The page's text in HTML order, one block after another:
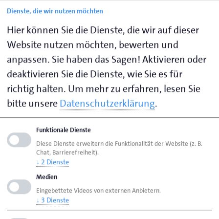
Report über eine betriebliche Fachaufgabe vor. Der
Ausbildende hat zu bestätigen, dass die
Fachaufgaben vom Prüfling im Betrieb eigenhändig
durchgeführt worden sind. Die Reporte werden nicht
bewertet.
Der Prüfungsausschuss wählt einen der Reporte als
Grundlage für das anschließende Fachgespräch aus.
Variante B (klassische Variante)
Der Prüfling wählt eine von zwei praxisbezogenen
Fachaufgaben der Wahlqualifikationen aus, die der
Prüfungsausschuss ihm zur Wahl gestellt hat. Er
erhält dann 20 Minuten Zeit, um sich auf das direkt
Dienste, die wir nutzen möchten
Hier können Sie die Dienste, die wir auf dieser
Website nutzen möchten, bewerten und
anpassen. Sie haben das Sagen! Aktivieren oder
deaktivieren Sie die Dienste, wie Sie es für
richtig halten. Um mehr zu erfahren, lesen Sie
bitte unsereDatenschutzerklärung.
Funktionale Dienste
Diese Dienste erweitern die Funktionalität der Website (z. B.
Chat, Barrierefreiheit).
↓ 2 Dienste
Medien
Eingebettete Videos von externen Anbietern.
↓ 3 Dienste